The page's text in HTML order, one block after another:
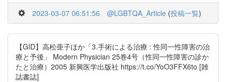
2023-03-07 06:51:56 @LGBTQA_Article (投稿一覧)
【GID】高松亜子ほか「3.手術による治療 : 性同一性障害の治
療と予後」 Modern Physician 25巻4号（性同一性障害の診か
たと治療）2005 新興医学出版社 https://t.co/YoO3FFX6to [雑
誌書誌]